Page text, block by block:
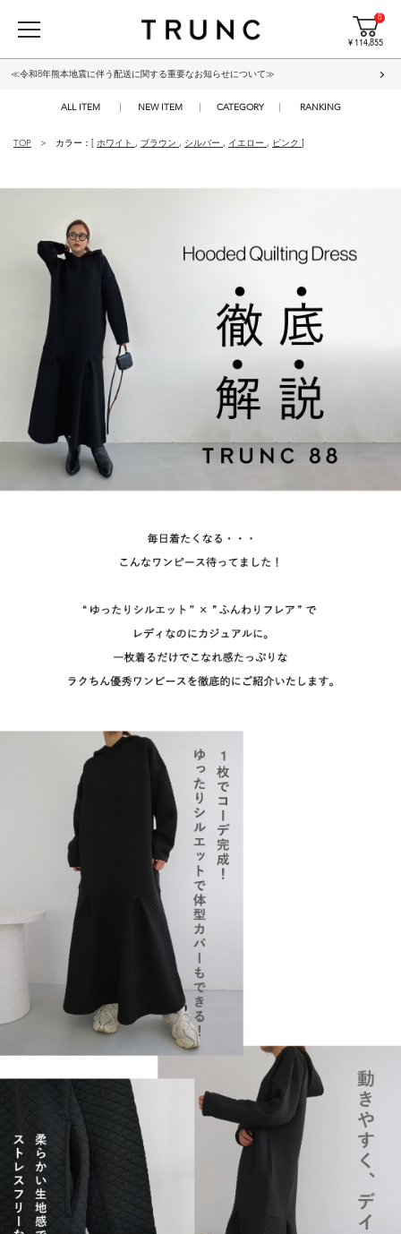
8
¥ 114,855
≪令和8年熊本地震に伴う配送に関する重要なお知らせについて≫
ALL ITEM NEW ITEM CATEGORY RANKING
TOP カラー：[ ホワイト , ブラウン , シルバー , イエロー , ピンク